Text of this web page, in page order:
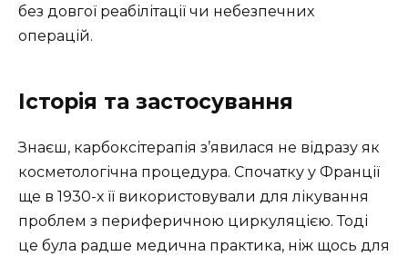
без довгої реабілітації чи небезпечних
операцій.
Історія та застосування
Знаєш, карбоксітерапія з’явилася не відразу як
косметологічна процедура. Спочатку у Франції
ще в 1930-х її використовували для лікування
проблем з периферичною циркуляцією. Тоді
це була радше медична практика, ніж щось для